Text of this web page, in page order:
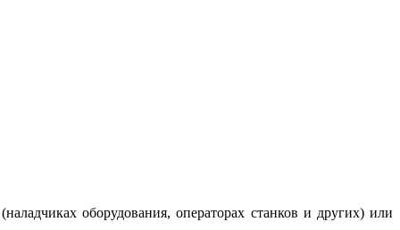
оборудования, операторах станков и других) или